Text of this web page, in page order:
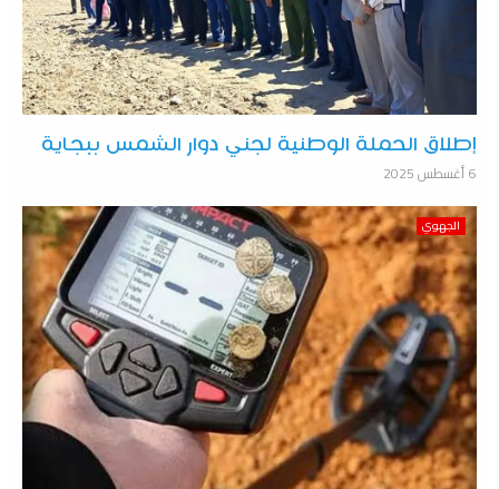
إطلاق الحملة الوطنية لجني دوار الشمس ببجاية
6 أغسطس 2025
الجهوي